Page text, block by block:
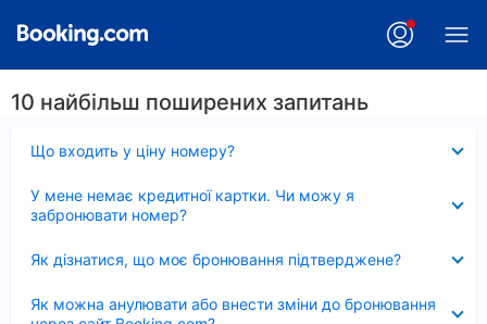
10 найбільш поширених запитань
Що входить у ціну номеру?
У мене немає кредитної картки. Чи можу я
забронювати номер?
Як дізнатися, що моє бронювання підтверджене?
Як можна анулювати або внести зміни до бронювання